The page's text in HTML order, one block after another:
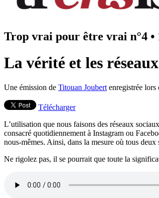
Trop vrai pour être vrai n°4 •
La vérité et les
Une émission de Titouan Joubert enregistrée lors
Télécharger
L’utilisation que nous faisons des réseaux
consacré quotidiennement à Instagram ou
nous-mêmes. Ainsi, dans la mesure où tous
Ne rigolez pas, il se pourrait que toute la